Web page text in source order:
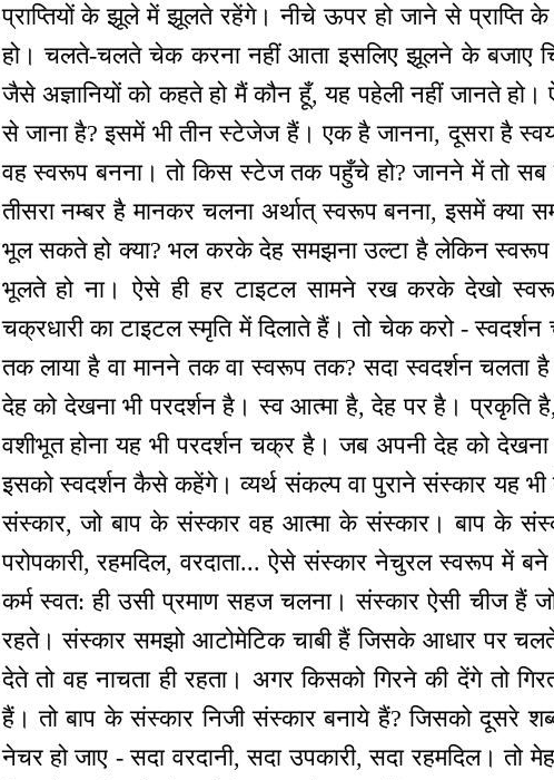
प्राप्तियों के झूले में झूलते रहेंगे। नीचे ऊपर हो जाने से
हो। चलते-चलते चेक करना नहीं आता इसलिए झूलने के बजाए
जैसे अज्ञानियों को कहते हो मैं कौन हूँ, यह पहेली नहीं जानते
से जाना है? इसमें भी तीन स्टेजेज हैं। एक है जानना, दूसरा है
वह स्वरूप बनना। तो किस स्टेज तक पहुँचे हो? जानने में तो सब
तीसरा नम्बर है मानकर चलना अर्थात् स्वरूप बनना, इसमें
भूल सकते हो क्या? भल करके देह समझना उल्टा है लेकिन
भूलते हो ना। ऐसे ही हर टाइटल सामने रख करके देखो
चक्रधारी का टाइटल स्मृति में दिलाते हैं। तो चेक करो -
तक लाया है वा मानने तक वा स्वरूप तक? सदा स्वदर्शन चलता है
देह को देखना भी परदर्शन है। स्व आत्मा है, देह पर है। प्रकृति
वशीभूत होना यह भी परदर्शन चक्र है। जब अपनी देह को
इसको स्वदर्शन कैसे कहेंगे। व्यर्थ संकल्प वा पुराने संस्कार यह
संस्कार, जो बाप के संस्कार वह आत्मा के संस्कार। बाप के
परोपकारी, रहमदिल, वरदाता... ऐसे संस्कार नेचुरल स्वरूप में
कर्म स्वत: ही उसी प्रमाण सहज चलना। संस्कार ऐसी चीज हैं
रहते। संस्कार समझो आटोमेटिक चाबी हैं जिसके आधार पर
देते तो वह नाचता ही रहता। अगर किसको गिरने की देंगे तो
हैं। तो बाप के संस्कार निजी संस्कार बनाये हैं? जिसको दूसरे
नेचर हो जाए - सदा वरदानी, सदा उपकारी, सदा रहमदिल।